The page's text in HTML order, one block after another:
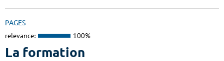
PAGES
relevance: 100%
La formation